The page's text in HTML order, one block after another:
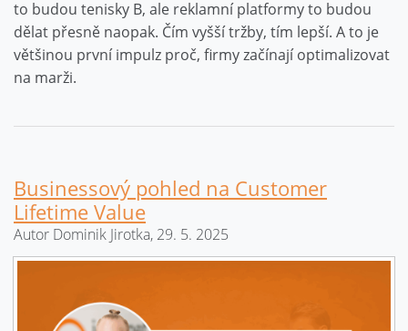
to budou tenisky B, ale reklamní platformy to budou
dělat přesně naopak. Čím vyšší tržby, tím lepší. A to je
většinou první impulz proč, firmy začínají optimalizovat
na marži.
Businessový pohled na Customer
Lifetime Value
Autor Dominik Jirotka, 29. 5. 2025